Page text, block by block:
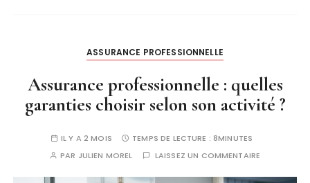
ASSURANCE PROFESSIONNELLE
Assurance professionnelle : quelles
garanties choisir selon son activité ?
IL Y A 2 MOIS TEMPS DE LECTURE :8MINUTES
PAR JULIEN MOREL LAISSEZ UN COMMENTAIRE